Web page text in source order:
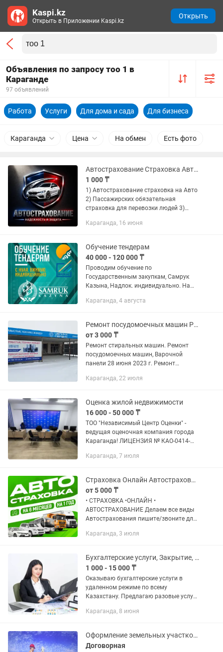
Объявления по запросу тоо 1 в
Караганде
97 объявлений
Работа Услуги Для дома и сада Для бизнеса
Караганда Цена На обмен Есть фото
Автострахование Страховка Автосақтаңдыру Круглосуточна
1 000 ₸
1) Автострахование страховка на Авто
2) Пассажирских обязательная
страховка для перевозки людей 3)
лицо 4) Транзиты Рус учет Армения
Караганда, 16 июня
Обучение тендерам
40 000 - 120 000 ₸
Проводим обучение по
Государственным закупкам, Самрук
Казына, Надлок. индивидуально. На
ведет действующий предприниматель
Караганда, 4 августа
Ремонт посудомоечных машин Ремонт варочной поверхности
от 3 000 ₸
Ремонт стиральных машин. Ремонт
посудомоечных машин, Варочной
панели 28 июня 2023 г. Ремонт
посудомоечных машин, Варочной
СЕРВИС" Сервис №1 в...
Караганда, 22 июля
Оценка жилой недвижимости
16 000 - 50 000 ₸
ТОО "Независимый Центр Оценки" -
ведущая оценочная компания города
Караганда! ЛИЦЕНЗИЯ № КАО-0414-
КАО"; ПО "Саморегулируемая
ассоциации...
Караганда, 7 июля
Страховка Онлайн Автострахование
от 5 000 ₸
• СТРАХОВКА •ОНЛАЙН •
АВТОСТРАХОВАНИЕ Делаем все виды
Автострахования пишите/звоните для
Нерезидентов • На 6 месяцев и на 1 год
Караганда, 3 июля
Бухгалтерские услуги, Закрытие, открытие ТОО,ИП, ЭСФ, АВР, СНТ, Отчеты
1 000 - 15 000 ₸
Оказываю бухгалтерские услуги в
удаленном режиме по всему
Казахстану. Предлагаю разовые услуги
Открытие/Приостановление/
СНТ,...
Караганда, 8 июня
Оформление земельных участков и геодезические работы
Договорная
Kaspi.kz
Открыть в Приложении Kaspi.kz
Открыть